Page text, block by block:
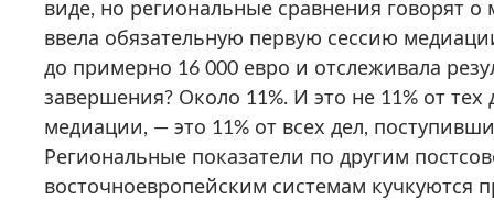
виде, но региональные сравнения говорят
ввела обязательную первую сессию
до примерно 16 000 евро и отслеживала
завершения? Около 11%. И это не 11% от
медиации, — это 11% от всех дел,
Региональные показатели по другим
восточноевропейским системам кучкуются